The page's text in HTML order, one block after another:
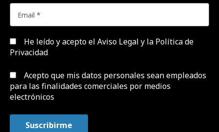
He leído y acepto el Aviso Legal y la Política de
Privacidad
Acepto que mis datos personales sean empleados
para las finalidades comerciales por medios
electrónicos